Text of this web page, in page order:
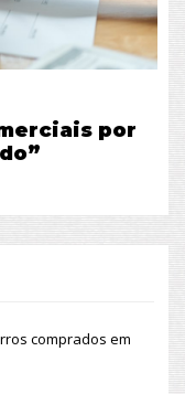
por
comprados em